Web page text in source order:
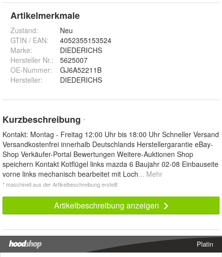
Artikelmerkmale
Zustand:
Neu
GTIN / EAN:
4052355153524
Marke:
DIEDERICHS
Hersteller Nr.:
5625007
OE-Nummer:
GJ6A52211B
Hersteller: DIEDERICHS
Kurzbeschreibung *
Kontakt: Montag - Freitag 12:00 Uhr bis 18:00 Uhr Schneller Versand
Versandkostenfrei innerhalb Deutschlands Herstellergarantie eBay-
Shop Verkäufer-Portal Bewertungen Weitere-Auktionen Shop
speichern Kontakt Kotflügel links mazda 6 Baujahr 02-08 Einbauseite
vorne links mechanisch bearbeitet mit Loch... Mehr
* maschinell aus der Artikelbeschreibung erstellt
Artikelbeschreibung anzeigen
Platin